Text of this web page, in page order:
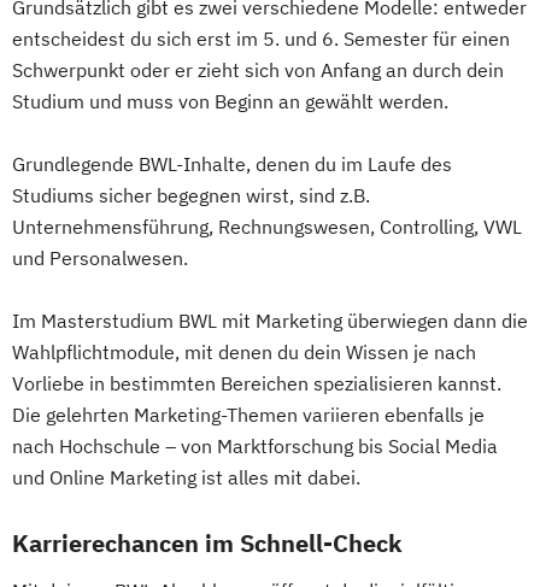
Grundsätzlich gibt es zwei verschiedene Modelle: entweder
entscheidest du sich erst im 5. und 6. Semester für einen
Schwerpunkt oder er zieht sich von Anfang an durch dein
Studium und muss von Beginn an gewählt werden.
Grundlegende BWL-Inhalte, denen du im Laufe des
Studiums sicher begegnen wirst, sind z.B.
Unternehmensführung, Rechnungswesen, Controlling, VWL
und Personalwesen.
Im Masterstudium BWL mit Marketing überwiegen dann die
Wahlpflichtmodule, mit denen du dein Wissen je nach
Vorliebe in bestimmten Bereichen spezialisieren kannst.
Die gelehrten Marketing-Themen variieren ebenfalls je
nach Hochschule – von Marktforschung bis Social Media
und Online Marketing ist alles mit dabei.
Karrierechancen im Schnell-Check